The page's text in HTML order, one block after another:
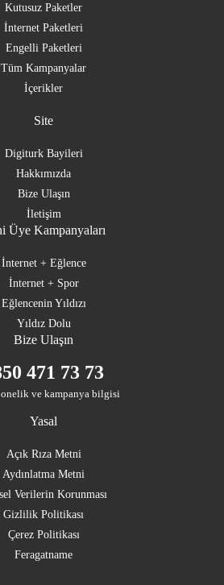
Kutusuz Paketler
İnternet Paketleri
Engelli Paketleri
Tüm Kampanyalar
İçerikler
Site
Digiturk Bayileri
Hakkımızda
Bize Ulaşın
İletişim
Üye Kampanyaları
İnternet + Eğlence
İnternet + Spor
Eğlencenin Yıldızı
Yıldız Dolu
Bize Ulaşın
471 73 73
ve kampanya bilgisi
Yasal
Açık Rıza Metni
Aydınlatma Metni
Verilerin Korunması
Gizlilik Politikası
Çerez Politikası
Feragatname